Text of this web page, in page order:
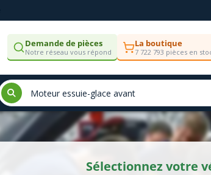
Demande de pièces
Notre réseau vous répond
La boutique
7 722 793 pièces en
Sélectionnez votre